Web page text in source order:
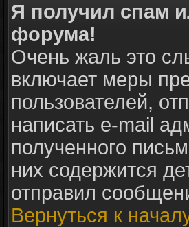
Я получил спам
форума!
Очень жаль это
включает меры
пользователей,
написать e-mail
полученного
них содержится
отправил
Вернуться к